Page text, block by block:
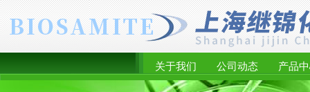
关于我们 公司动态 产品